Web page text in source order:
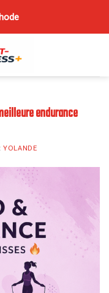
endurance
YOLANDE